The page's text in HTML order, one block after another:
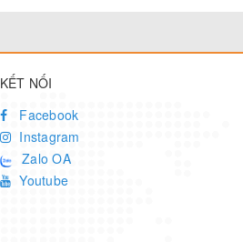
KẾT NỐI
Facebook
Instagram
Zalo OA
Youtube